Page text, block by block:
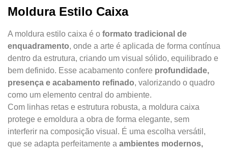
Moldura Estilo Caixa
A moldura estilo caixa é o formato tradicional de
enquadramento, onde a arte é aplicada de forma contínua
dentro da estrutura, criando um visual sólido, equilibrado e
bem definido. Esse acabamento confere profundidade,
presença e acabamento refinado, valorizando o quadro
como um elemento central do ambiente.
Com linhas retas e estrutura robusta, a moldura caixa
protege e emoldura a obra de forma elegante, sem
interferir na composição visual. É uma escolha versátil,
que se adapta perfeitamente a ambientes modernos,